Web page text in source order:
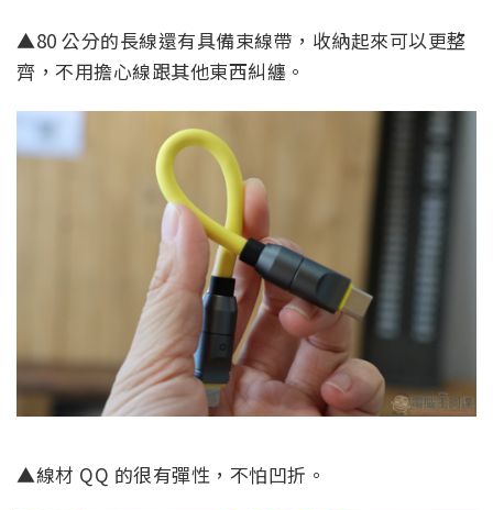
▲80 公分的長線還有具備束線帶，收納起來可以更整
齊，不用擔心線跟其他東西糾纏。
▲線材 QQ 的很有彈性，不怕凹折。